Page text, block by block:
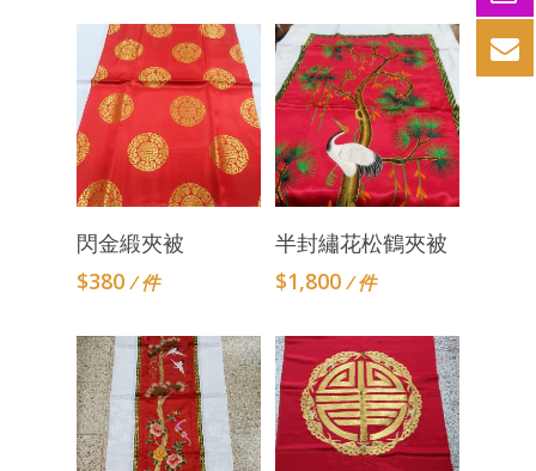
Add To Cart
閃金緞夾被
$380 / 件
Add To Cart
半封繡花松鶴夾被
$1,800 / 件